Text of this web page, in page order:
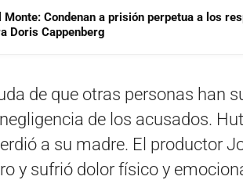
Monte: Condenan a prisión perpetua a los
Doris Cappenberg
de que otras personas han
de los acusados.
a su madre. El productor
y sufrió dolor físico y